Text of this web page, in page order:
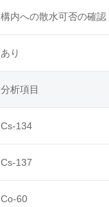
構内への散水可否の確認
あり
分析項目
Cs-134
Cs-137
Co-60